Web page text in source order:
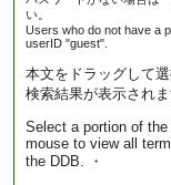
い。
Users who do not have a
userID "guest".
本文をドラッグして
検索結果が表示されま
Select a portion of
mouse to view all
the DDB. ・